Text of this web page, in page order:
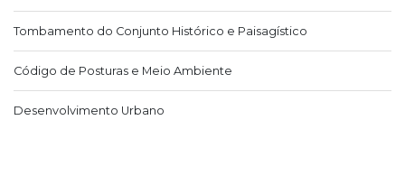
Tombamento do Conjunto Histórico e Paisagístico
Código de Posturas e Meio Ambiente
Desenvolvimento Urbano